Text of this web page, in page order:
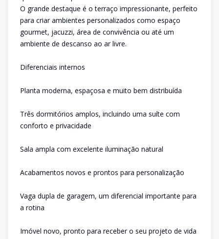
O grande destaque é o terraço impressionante, perfeito
para criar ambientes personalizados como espaço
gourmet, jacuzzi, área de convivência ou até um
ambiente de descanso ao ar livre.
Diferenciais internos
Planta moderna, espaçosa e muito bem distribuída
Três dormitórios amplos, incluindo uma suíte com
conforto e privacidade
Sala ampla com excelente iluminação natural
Acabamentos novos e prontos para personalização
Vaga dupla de garagem, um diferencial importante para
a rotina
Imóvel novo, pronto para receber o seu projeto de vida